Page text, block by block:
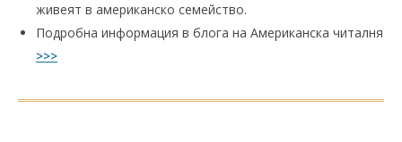
живеят в американско семейство.
Подробна информация в блога на Американска читалня
>>>